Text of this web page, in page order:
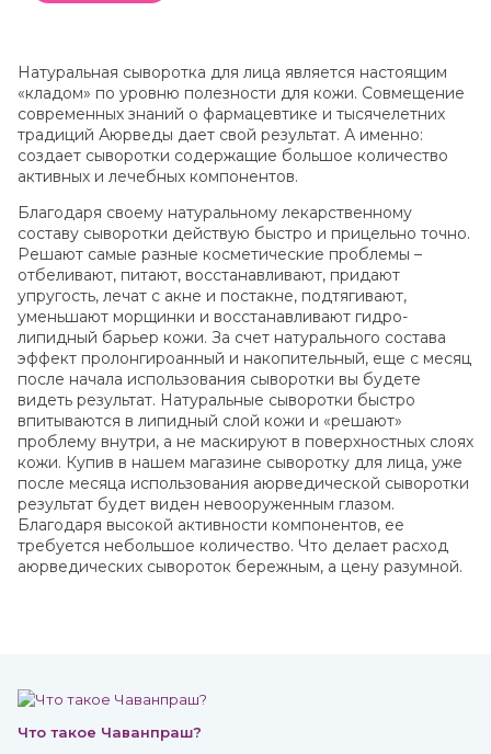
Натуральная сыворотка для лица является настоящим
«кладом» по уровню полезности для кожи. Совмещение
современных знаний о фармацевтике и тысячелетних
традиций Аюрведы дает свой результат. А именно:
создает сыворотки содержащие большое количество
активных и лечебных компонентов.
Благодаря своему натуральному лекарственному
составу сыворотки действую быстро и прицельно точно.
Решают самые разные косметические проблемы –
отбеливают, питают, восстанавливают, придают
упругость, лечат с акне и постакне, подтягивают,
уменьшают морщинки и восстанавливают гидро-
липидный барьер кожи. За счет натурального состава
эффект пролонгироанный и накопительный, еще с месяц
после начала использования сыворотки вы будете
видеть результат. Натуральные сыворотки быстро
впитываются в липидный слой кожи и «решают»
проблему внутри, а не маскируют в поверхностных слоях
кожи. Купив в нашем магазине сыворотку для лица, уже
после месяца использования аюрведической сыворотки
результат будет виден невооруженным глазом.
Благодаря высокой активности компонентов, ее
требуется небольшое количество. Что делает расход
аюрведических сывороток бережным, а цену разумной.
Что такое Чаванпраш?